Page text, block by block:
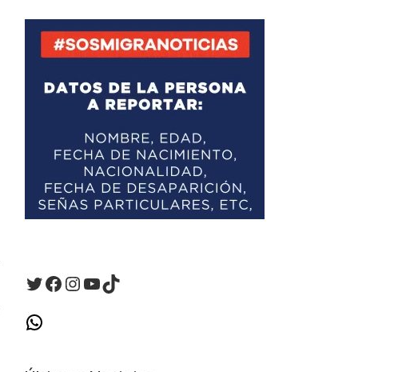
Twitter
Facebook
Instagram
YouTube
TikTok
WhatsApp